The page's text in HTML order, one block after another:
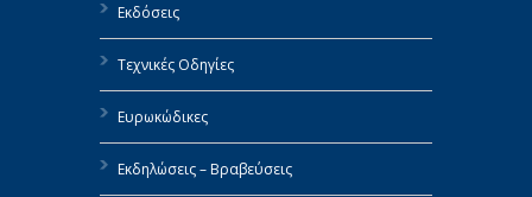
Εκδόσεις
Τεχνικές Οδηγίες
Ευρωκώδικες
Εκδηλώσεις – Βραβεύσεις